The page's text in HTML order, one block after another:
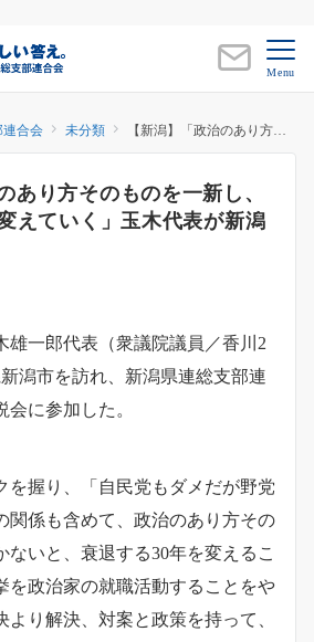
Menu
連合会 未分類 【新潟】「政治のあり方そのものを一新し、衰退する30年を変えていく」玉木代表が新潟市内で演説
あり方そのものを一新し、
えていく」玉木代表が新潟
一郎代表（衆議院議員／香川2
潟市を訪れ、新潟県連総支部連
に参加した。
握り、「自民党もダメだが野党
関係も含めて、政治のあり方その
ないと、衰退する30年を変えるこ
を政治家の就職活動することをや
り解決、対案と政策を持って、